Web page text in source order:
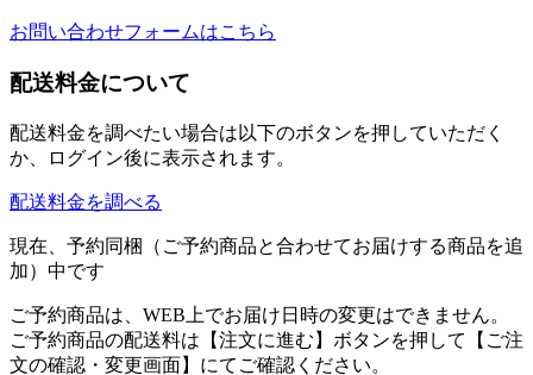
お問い合わせフォームはこちら
配送料金について
配送料金を調べたい場合は以下のボタンを押していただく
か、ログイン後に表示されます。
配送料金を調べる
現在、予約同梱（ご予約商品と合わせてお届けする商品を追
加）中です
ご予約商品は、WEB上でお届け日時の変更はできません。
ご予約商品の配送料は【注文に進む】ボタンを押して【ご注
文の確認・変更画面】にてご確認ください。